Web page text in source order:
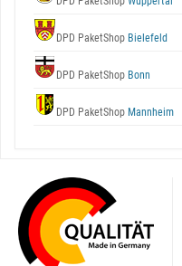
DPD PaketShop Bielefeld
DPD PaketShop Bonn
DPD PaketShop Mannheim